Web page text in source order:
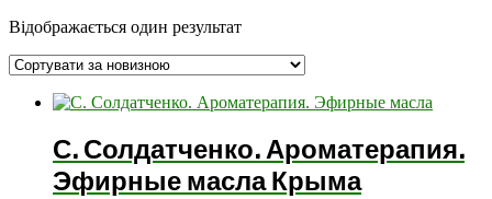
Відображається один результат
С. Солдатченко. Ароматерапия.
Эфирные масла Крыма